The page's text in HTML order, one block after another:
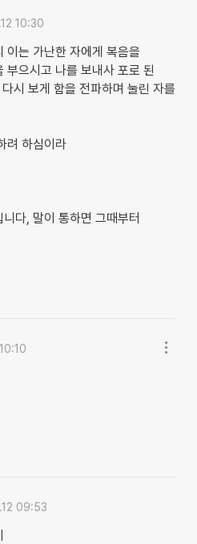
10:30
이는 가난한 자에게 복음을
부으시고 나를 보내사 포로 된
시 보게 함을 전파하며 눌린 자를
려 하심이라
다, 말이 통하면 그때부터
09:53